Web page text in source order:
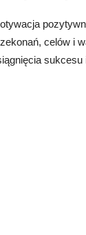
celów i